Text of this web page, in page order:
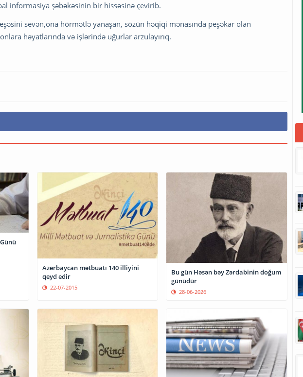
informasiya şəbəkəsinin bir hissəsinə çevirib.
sevən,ona hörmətlə yanaşan, sözün həqiqi mənasında peşəkar olan
həyatlarında və işlərində uğurlar arzulayırıq.
Azərbaycan mətbuatı 140 illiyini
qeyd edir
22-07-2015
Bu gün Həsən bəy Zərdabinin doğum
günüdür
28-06-2026